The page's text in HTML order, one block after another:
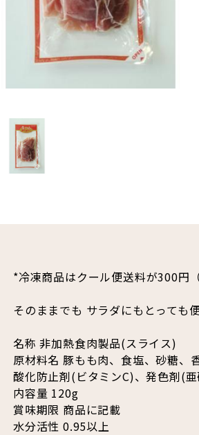
*冷凍商品はクール便送料が300円
そのままでも サラダにもとっても便
名称 非加熱食肉製品(スライス)
原材料名 豚もも肉、食塩、砂糖、
酸化防止剤(ビタミンC)、発色剤(
内容量 120g
賞味期限 商品に記載
水分活性 0.95以上